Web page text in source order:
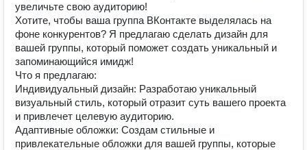
увеличьте свою аудиторию!
Хотите, чтобы ваша группа ВКонтакте выделялась на
фоне конкурентов? Я предлагаю сделать дизайн для
вашей группы, который поможет создать уникальный и
запоминающийся имидж!
Что я предлагаю:
Индивидуальный дизайн: Разработаю уникальный
визуальный стиль, который отразит суть вашего проекта
и привлечет целевую аудиторию.
Адаптивные обложки: Создам стильные и
привлекательные обложки для вашей группы, которые